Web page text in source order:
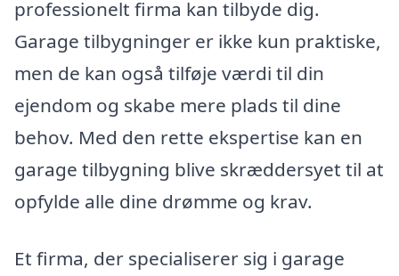
professionelt firma kan tilbyde dig.
Garage tilbygninger er ikke kun praktiske,
men de kan også tilføje værdi til din
ejendom og skabe mere plads til dine
behov. Med den rette ekspertise kan en
garage tilbygning blive skræddersyet til at
opfylde alle dine drømme og krav.
Et firma, der specialiserer sig i garage